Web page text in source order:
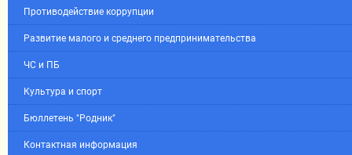
Противодействие коррупции
Развитие малого и среднего предпринимательства
ЧС и ПБ
Культура и спорт
Бюллетень "Родник"
Контактная информация